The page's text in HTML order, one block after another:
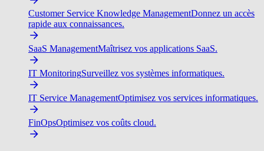
Customer Service Knowledge ManagementDonnez un accès
rapide aux connaissances.
SaaS ManagementMaîtrisez vos applications SaaS.
IT MonitoringSurveillez vos systèmes informatiques.
IT Service ManagementOptimisez vos services informatiques.
FinOpsOptimisez vos coûts cloud.